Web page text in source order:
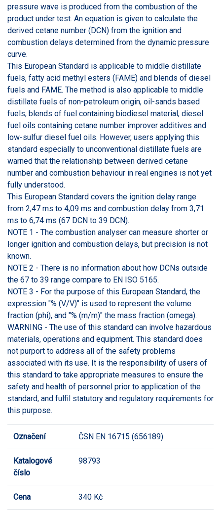
pressure wave is produced from the combustion of the
product under test. An equation is given to calculate the
derived cetane number (DCN) from the ignition and
combustion delays determined from the dynamic pressure
curve.
This European Standard is applicable to middle distillate
fuels, fatty acid methyl esters (FAME) and blends of diesel
fuels and FAME. The method is also applicable to middle
distillate fuels of non-petroleum origin, oil-sands based
fuels, blends of fuel containing biodiesel material, diesel
fuel oils containing cetane number improver additives and
low-sulfur diesel fuel oils. However, users applying this
standard especially to unconventional distillate fuels are
warned that the relationship between derived cetane
number and combustion behaviour in real engines is not yet
fully understood.
This European Standard covers the ignition delay range
from 2,47 ms to 4,09 ms and combustion delay from 3,71
ms to 6,74 ms (67 DCN to 39 DCN).
NOTE 1 - The combustion analyser can measure shorter or
longer ignition and combustion delays, but precision is not
known.
NOTE 2 - There is no information about how DCNs outside
the 67 to 39 range compare to EN ISO 5165.
NOTE 3 - For the purpose of this European Standard, the
expression "% (V/V)" is used to represent the volume
fraction (phi), and "% (m/m)" the mass fraction (omega).
WARNING - The use of this standard can involve hazardous
materials, operations and equipment. This standard does
not purport to address all of the safety problems
associated with its use. It is the responsibility of users of
this standard to take appropriate measures to ensure the
safety and health of personnel prior to application of the
standard, and fulfil statutory and regulatory requirements for
this purpose.
Označení ČSN EN 16715 (656189)
Katalogové
číslo
98793
Cena 340 Kč